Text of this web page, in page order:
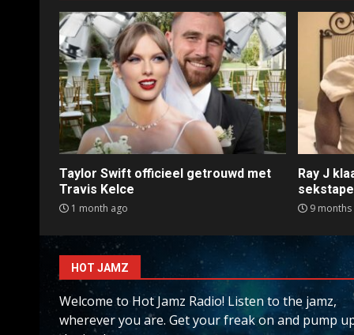
Taylor Swift officieel getrouwd met
Travis Kelce
1 month ago
Ray J
sekstape
9 months
HOT JAMZ
Welcome to Hot Jamz Radio! Listen to the jamz,
wherever you are. Get your freak on and pump